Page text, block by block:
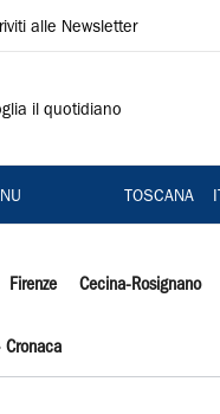
alle Newsletter
il quotidiano
TOSCANA
Firenze Cecina-Rosignano
Cronaca